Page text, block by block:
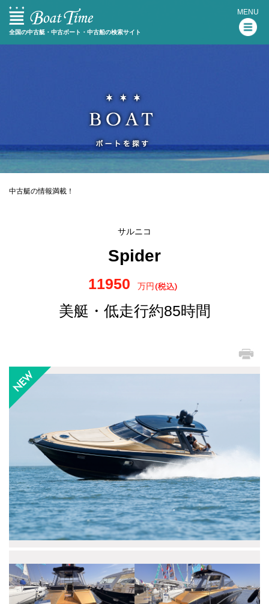
全国の中古艇・中古ボート・中古船の検索サイト
MENU
中古艇の情報満載！
サルニコ
Spider
11950 万円
美艇・低走行約85時間